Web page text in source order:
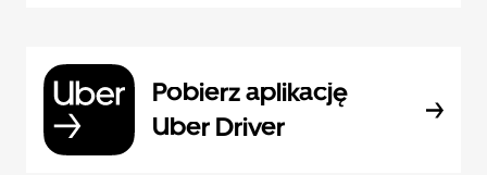
Pobierz aplikację
Uber Driver